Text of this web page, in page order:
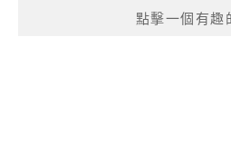
點擊一個有趣